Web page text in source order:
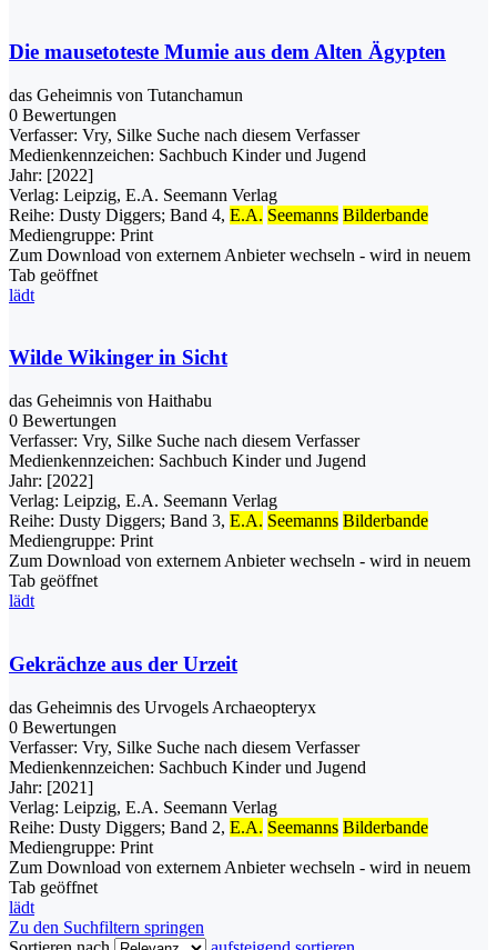
Die mausetoteste Mumie aus dem Alten Ägypten
das Geheimnis von Tutanchamun
0 Bewertungen
Verfasser: Vry, Silke Suche nach diesem Verfasser
Medienkennzeichen: Sachbuch Kinder und Jugend
Jahr: [2022]
Verlag: Leipzig, E.A. Seemann Verlag
Reihe: Dusty Diggers; Band 4, E.A. Seemanns Bilderbande
Mediengruppe: Print
Zum Download von externem Anbieter wechseln - wird in neuem
Tab geöffnet
lädt
Wilde Wikinger in Sicht
das Geheimnis von Haithabu
0 Bewertungen
Verfasser: Vry, Silke Suche nach diesem Verfasser
Medienkennzeichen: Sachbuch Kinder und Jugend
Jahr: [2022]
Verlag: Leipzig, E.A. Seemann Verlag
Reihe: Dusty Diggers; Band 3, E.A. Seemanns Bilderbande
Mediengruppe: Print
Zum Download von externem Anbieter wechseln - wird in neuem
Tab geöffnet
lädt
Gekrächze aus der Urzeit
das Geheimnis des Urvogels Archaeopteryx
0 Bewertungen
Verfasser: Vry, Silke Suche nach diesem Verfasser
Medienkennzeichen: Sachbuch Kinder und Jugend
Jahr: [2021]
Verlag: Leipzig, E.A. Seemann Verlag
Reihe: Dusty Diggers; Band 2, E.A. Seemanns Bilderbande
Mediengruppe: Print
Zum Download von externem Anbieter wechseln - wird in neuem
Tab geöffnet
lädt
Zu den Suchfiltern springen